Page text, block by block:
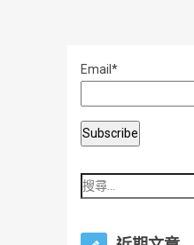
Email*